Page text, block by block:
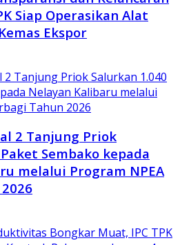
Siap Operasikan Alat
Ekspor
2 Tanjung Priok
Sembako kepada
melalui Program NPEA